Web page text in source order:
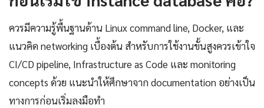
ควรมีความรู้พื้นฐานด้าน Linux command line, Docker, และ
แนวคิด networking เบื้องต้น สำหรับการใช้งานขั้นสูงควรเข้าใจ
CI/CD pipeline, Infrastructure as Code และ monitoring
concepts ด้วย แนะนำให้ศึกษาจาก documentation อย่างเป็น
ทางการก่อนเริ่มลงมือทำ